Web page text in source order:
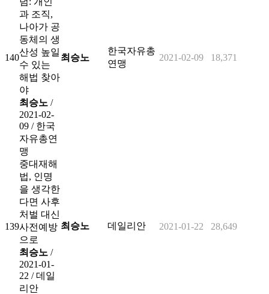
140
과 조직,
나아가 공
동체의 생
산성 높일
수 있는
해법 찾아
야
최승노 /
2021-02-
09 / 한국
자유총연
맹
최승노
한국자유총
연맹
2021-02-09 18,371
139
중대재해
법, 인명
을 생각한
다면 사후
처벌 대신
사전예방
으로
최승노 /
2021-01-
22 /데일
리안
최승노 데일리안 2021-01-22 28,649